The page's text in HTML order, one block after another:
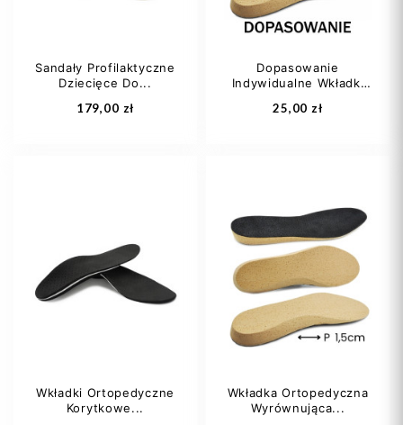
Dodaj do koszyka Dodaj do koszyka
Sandały Profilaktyczne
Dziecięce Do...
179,00 zł
21
24
25 +5
Dodaj do koszyka
Dopasowanie
Indywidualne Wkładki
25,00 zł
Dodaj do koszyka
Wkładki Ortopedyczne
Korytkowe...
Wkładka Ortopedyczna
Wyrównująca...